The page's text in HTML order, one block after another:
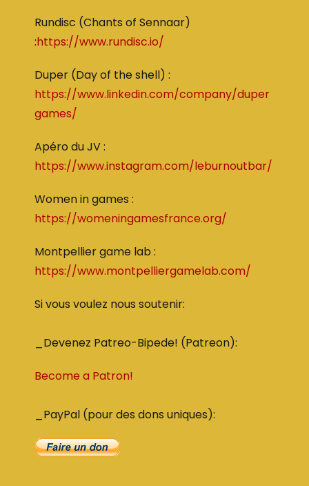
Rundisc (Chants of Sennaar)
:https://www.rundisc.io/
Duper (Day of the shell) :
https://www.linkedin.com/company/duper
games/
Apéro du JV :
https://www.instagram.com/leburnoutbar/
Women in games :
https://womeningamesfrance.org/
Montpellier game lab :
https://www.montpelliergamelab.com/
Si vous voulez nous soutenir:
_Devenez Patreo-Bipede! (Patreon):
Become a Patron!
_PayPal (pour des dons uniques):